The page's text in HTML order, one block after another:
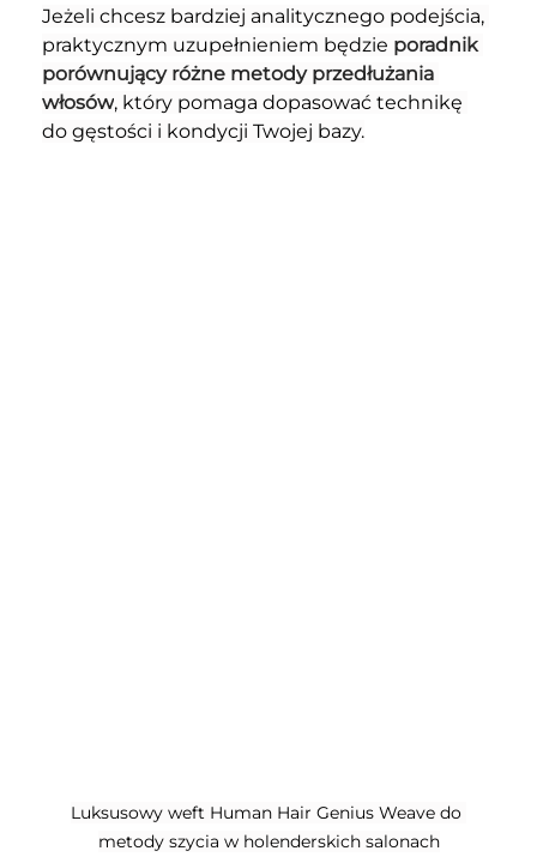
Jeżeli chcesz bardziej analitycznego podejścia,
praktycznym uzupełnieniem będzie poradnik
porównujący różne metody przedłużania
włosów, który pomaga dopasować technikę
do gęstości i kondycji Twojej bazy.
Luksusowy weft Human Hair Genius Weave do
metody szycia w holenderskich salonach